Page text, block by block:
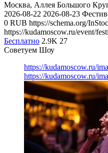
Москва, Аллея Большого
2026-08-22 2026-08-23
0 RUB https://schema.org/
https://kudamoscow.ru/event/
Бесплатно 2.9K 27
Советуем Шоу
https://kudamoscow.ru/
https://kudamoscow.ru/